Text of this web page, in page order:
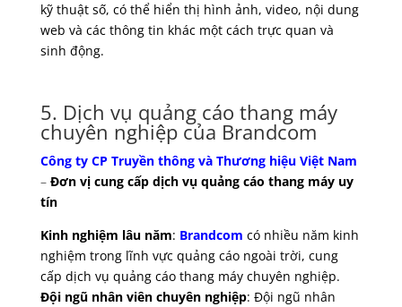
kỹ thuật số, có thể hiển thị hình ảnh, video, nội dung
web và các thông tin khác một cách trực quan và
sinh động.
5. Dịch vụ quảng cáo thang máy
chuyên nghiệp của Brandcom
Công ty CP Truyền thông và Thương hiệu Việt Nam
–Đơn vị cung cấp dịch vụ quảng cáo thang máy uy
tín
Kinh nghiệm lâu năm: Brandcom có nhiều năm kinh
nghiệm trong lĩnh vực quảng cáo ngoài trời, cung
cấp dịch vụ quảng cáo thang máy chuyên nghiệp.
Đội ngũ nhân viên chuyên nghiệp: Đội ngũ nhân